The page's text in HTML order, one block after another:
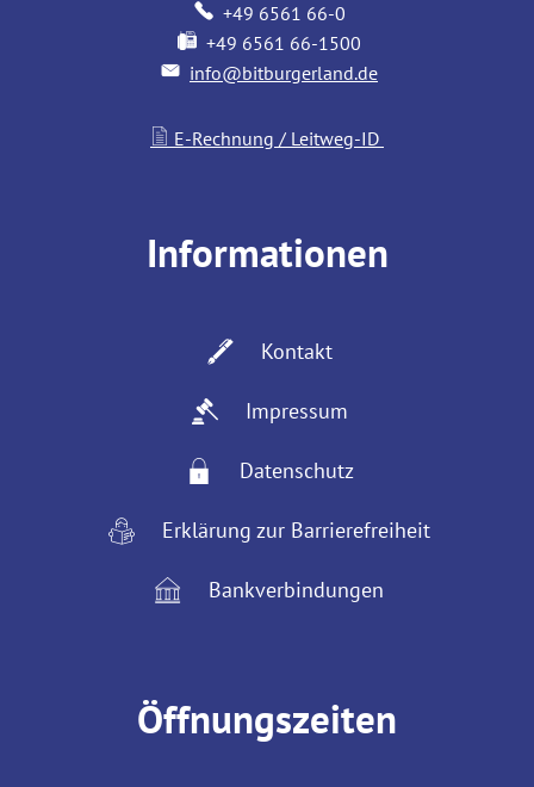
+49 6561 66-0
+49 6561 66-1500
info@bitburgerland.de
E-Rechnung / Leitweg-ID
Informationen
Kontakt
Impressum
Datenschutz
Erklärung zur Barrierefreiheit
Bankverbindungen
Öffnungszeiten